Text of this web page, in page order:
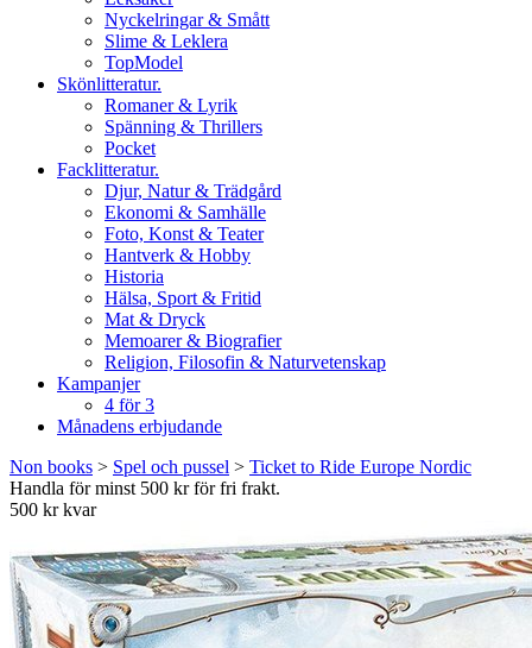
Nyckelringar & Smått
Slime & Leklera
TopModel
Skönlitteratur.
Romaner & Lyrik
Spänning & Thrillers
Pocket
Facklitteratur.
Djur, Natur & Trädgård
Ekonomi & Samhälle
Foto, Konst & Teater
Hantverk & Hobby
Historia
Hälsa, Sport & Fritid
Mat & Dryck
Memoarer & Biografier
Religion, Filosofin & Naturvetenskap
Kampanjer
4 för 3
Månadens erbjudande
Non books > Spel och pussel > Ticket to Ride Europe Nordic
Handla för minst 500 kr för fri frakt.
500 kr kvar